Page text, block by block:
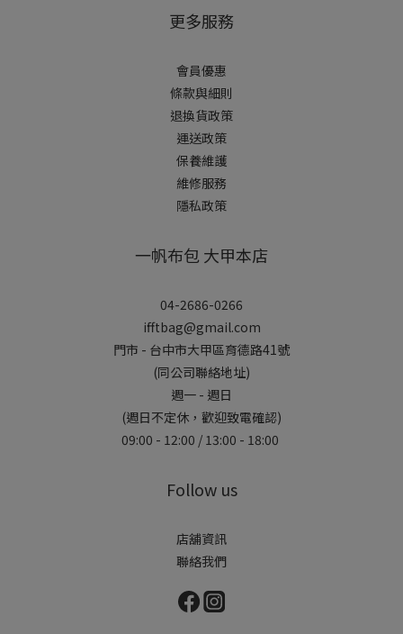
更多服務
會員優惠
條款與細則
退換貨政策
運送政策
保養維護
維修服務
隱私政策
一帆布包 大甲本店
04-2686-0266
ifftbag@gmail.com
門市 - 台中市大甲區育德路41號
(同公司聯絡地址)
週一 - 週日
(週日不定休，歡迎致電確認)
09:00 - 12:00 / 13:00 - 18:00
Follow us
店舖資訊
聯絡我們